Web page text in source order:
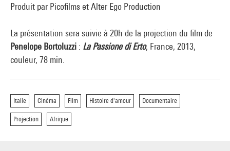
Produit par Picofilms et Alter Ego Production
La présentation sera suivie à 20h de la projection du film de
Penelope Bortoluzzi : La Passione di Erto, France, 2013,
couleur, 78 min.
Italie Cinéma Film Histoire d'amour Documentaire
Projection Afrique